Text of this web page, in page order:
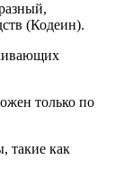
(Кодеин).
только по
такие как